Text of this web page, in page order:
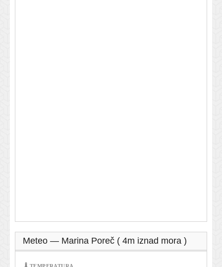
Meteo — Marina Poreč ( 4m iznad mora )